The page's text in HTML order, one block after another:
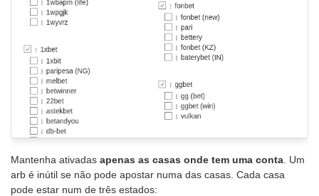
Mantenha ativadas apenas as casas onde tem uma conta . Um
arb é inútil se não pode apostar numa das casas. Cada casa
pode estar num de três estados: